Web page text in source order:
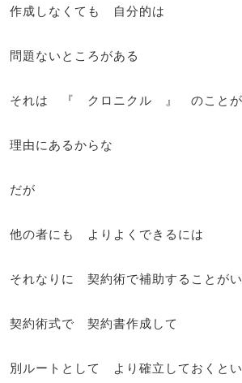
作成しなくても 自分的は
問題ないところがある
それは 『 クロニクル 』 のことが
理由にあるからな
だが
他の者にも よりよくできるには
それなりに 契約術で補助することが
契約術式で 契約書作成して
別ルートとして より確立しておくとい